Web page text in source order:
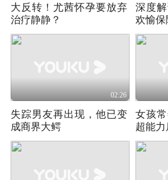
大反转！尤茜怀孕要放弃
治疗静静？
深度
欢愉保
02:26
失踪男友再出现，他已变
成商界大鳄
女孩
超能